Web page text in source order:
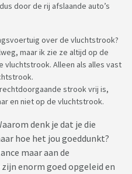
door de rij afslaande auto’s
over de vluchtstrook?
maar ik zie ze altijd op de
Alleen als alles vast
strook vrij is,
en niet op de vluchtstrook.
denk je dat je die
hoe het jou goeddunkt?
maar aan de
enorm goed opgeleid en